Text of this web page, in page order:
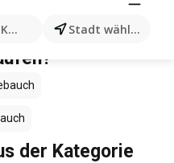
Produkten...
Stadt wählen
im
der Kategorie